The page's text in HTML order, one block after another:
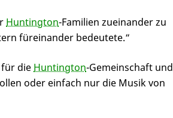
Huntington-Familien zueinander zu
füreinander bedeutete.“
für die Huntington-Gemeinschaft und
oder einfach nur die Musik von